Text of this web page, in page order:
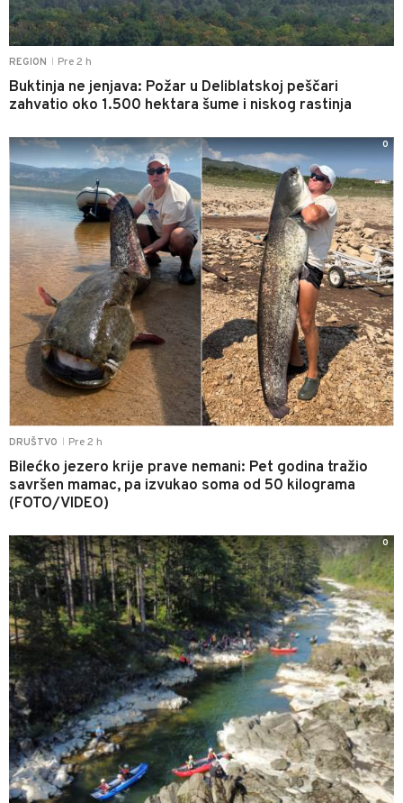
REGION Pre 2 h
Buktinja ne jenjava: Požar u Deliblatskoj peščari
zahvatio oko 1.500 hektara šume i niskog rastinja
DRUŠTVO Pre 2 h
Bilećko jezero krije prave nemani: Pet godina tražio
savršen mamac, pa izvukao soma od 50 kilograma
(FOTO/VIDEO)
0
0